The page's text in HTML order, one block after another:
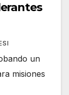
un
misiones